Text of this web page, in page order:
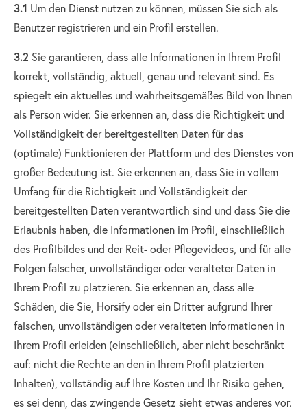
3.1 Um den Dienst nutzen zu können, müssen Sie sich als
Benutzer registrieren und ein Profil erstellen.
3.2 Sie garantieren, dass alle Informationen in Ihrem Profil
korrekt, vollständig, aktuell, genau und relevant sind. Es
spiegelt ein aktuelles und wahrheitsgemäßes Bild von Ihnen
als Person wider. Sie erkennen an, dass die Richtigkeit und
Vollständigkeit der bereitgestellten Daten für das
(optimale) Funktionieren der Plattform und des Dienstes von
großer Bedeutung ist. Sie erkennen an, dass Sie in vollem
Umfang für die Richtigkeit und Vollständigkeit der
bereitgestellten Daten verantwortlich sind und dass Sie die
Erlaubnis haben, die Informationen im Profil, einschließlich
des Profilbildes und der Reit- oder Pflegevideos, und für alle
Folgen falscher, unvollständiger oder veralteter Daten in
Ihrem Profil zu platzieren. Sie erkennen an, dass alle
Schäden, die Sie, Horsify oder ein Dritter aufgrund Ihrer
falschen, unvollständigen oder veralteten Informationen in
Ihrem Profil erleiden (einschließlich, aber nicht beschränkt
auf: nicht die Rechte an den in Ihrem Profil platzierten
Inhalten), vollständig auf Ihre Kosten und Ihr Risiko gehen,
es sei denn, das zwingende Gesetz sieht etwas anderes vor.